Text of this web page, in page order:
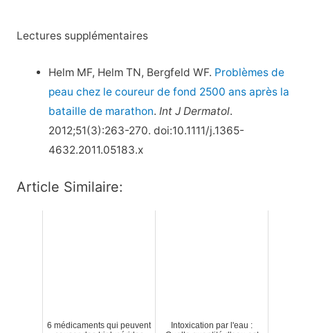
Lectures supplémentaires
Helm MF, Helm TN, Bergfeld WF. Problèmes de
peau chez le coureur de fond 2500 ans après la
bataille de marathon.Int J Dermatol.
2012;51(3):263-270. doi:10.1111/j.1365-
4632.2011.05183.x
Article Similaire:
6 médicaments qui peuvent
Intoxication par l'eau :